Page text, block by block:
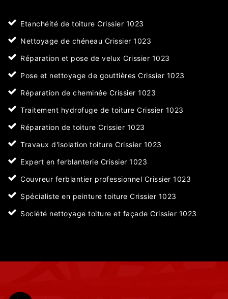
Etanchéité de toiture Crissier 1023
Nettoyage de chéneau Crissier 1023
Réparation et pose de velux Crissier 1023
Pose et nettoyage de gouttières Crissier 1023
Réparation de cheminée Crissier 1023
Traitement hydrofuge de toiture Crissier 1023
Réparation de toiture Crissier 1023
Travaux d'isolation toiture Crissier 1023
Expert en ferblanterie Crissier 1023
Couvreur ferblantier professionnel Crissier 1023
Spécialiste en peinture toiture Crissier 1023
Société nettoyage toiture et façade Crissier 1023